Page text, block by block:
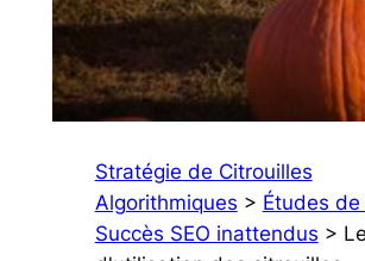
Stratégie de Citrouilles
Algorithmiques > Études de
Succès SEO inattendus >